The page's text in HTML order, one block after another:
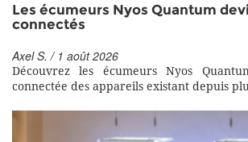
Les écumeurs Nyos Quantum
connectés
Axel S. / 1 août 2026
Découvrez les écumeurs Nyos
connectée des appareils existant depuis